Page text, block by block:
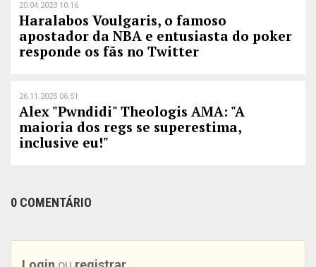
20.04.2023 10:16
Haralabos Voulgaris, o famoso
apostador da NBA e entusiasta do poker
responde os fãs no Twitter
26.11.2025 06:51
Alex "Pwndidi" Theologis AMA: "A
maioria dos regs se superestima,
inclusive eu!"
0 COMENTÁRIO